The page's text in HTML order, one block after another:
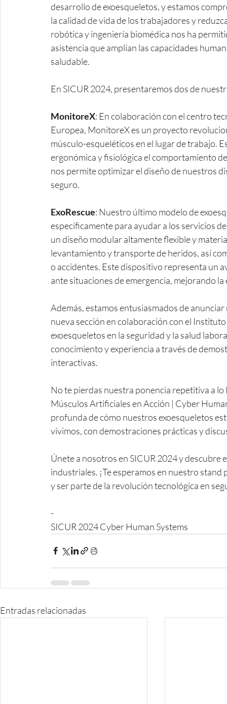
desarrollo de exoesqueletos, y estamos
la calidad de vida de los trabajadores y
robótica y ingeniería biomédica nos ha
asistencia que amplían las capacidades
saludable.
En SICUR 2024, presentaremos dos de
MonitoreX: En colaboración con el centro
Europea, MonitoreX es un proyecto
músculo-esqueléticos en el lugar de trabajo.
ergonómica y fisiológica el comportamiento
nos permite optimizar el diseño de nuestros
seguro.
ExoRescue: Nuestro último modelo de
específicamente para ayudar a los servicios
un diseño modular altamente flexible y
levantamiento y transporte de heridos, así
o accidentes. Este dispositivo representa un
ante situaciones de emergencia, mejorando
Además, estamos entusiasmados de
nueva sección en colaboración con el
exoesqueletos en la seguridad y la salud
conocimiento y experiencia a través de
interactivas.
No te pierdas nuestra ponencia repetitiva a
Músculos Artificiales en Acción | Cyber
profunda de cómo nuestros exoesqueletos
vivimos, con demostraciones prácticas y
Únete a nosotros en SICUR 2024 y
industriales. ¡Te esperamos en nuestro
y ser parte de la revolución tecnológica en
-
SICUR 2024 Cyber Human Systems
Entradas relacionadas